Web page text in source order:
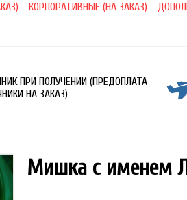
КОРПОРАТИВНЫЕ (НА ЗАКАЗ)
ПРИ ПОЛУЧЕНИИ (ПРЕДОПЛАТА
НА ЗАКАЗ)
Мишка с именем